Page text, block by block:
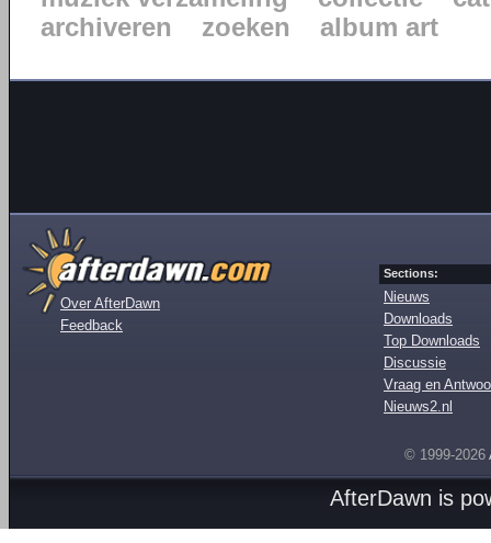
archiveren
zoeken album art
Over AfterDawn
Feedback
Sections:
Nieuws
Downloads
Top Downloads
Discussie
Vraag en
Nieuws2.nl
© 1999-2026
AfterDawn is